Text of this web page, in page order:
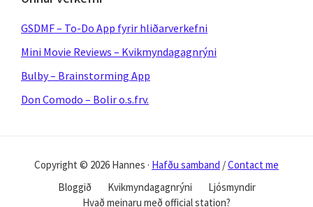
GSDMF – To-Do App fyrir hliðarverkefni
Mini Movie Reviews – Kvikmyndagagnrýni
Bulby – Brainstorming App
Don Comodo – Bolir o.s.frv.
Copyright © 2026 Hannes · Hafðu samband /Contact me
Bloggið
Kvikmyndagagnrýni
Ljósmyndir
Hvað meinaru með official station?